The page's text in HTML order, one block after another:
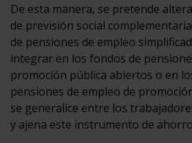
De esta manera, se pretende
de previsión social
de pensiones de empleo
integrar en los fondos de
promoción pública abiertos o en
pensiones de empleo de
se generalice entre los
y ajena este instrumento de